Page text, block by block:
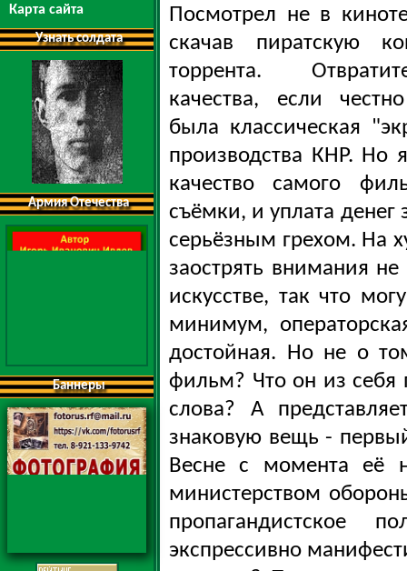
Карта сайта
Узнать солдата
Армия Отечества
Баннеры
Посмотрел не в
скачав пиратскую
торрента.
качества, если
была классическая
производства КНР. Но
качество самого
съёмки, и уплата
серьёзным грехом. На
заострять внимания
искусстве, так что
минимум,
достойная. Но не о
фильм? Что он из себя
слова? А
знаковую вещь -
Весне с момента её
министерством
пропагандистское
экспрессивно